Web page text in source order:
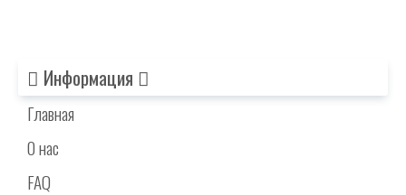
Информация
Главная
О нас
FAQ